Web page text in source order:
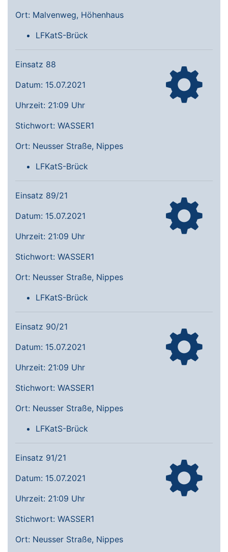
Ort: Malvenweg, Höhenhaus
LFKatS-Brück
Einsatz 88
Datum: 15.07.2021
Uhrzeit: 21:09 Uhr
Stichwort: WASSER1
Ort: Neusser Straße, Nippes
LFKatS-Brück
Einsatz 89/21
Datum: 15.07.2021
Uhrzeit: 21:09 Uhr
Stichwort: WASSER1
Ort: Neusser Straße, Nippes
LFKatS-Brück
Einsatz 90/21
Datum: 15.07.2021
Uhrzeit: 21:09 Uhr
Stichwort: WASSER1
Ort: Neusser Straße, Nippes
LFKatS-Brück
Einsatz 91/21
Datum: 15.07.2021
Uhrzeit: 21:09 Uhr
Stichwort: WASSER1
Ort: Neusser Straße, Nippes